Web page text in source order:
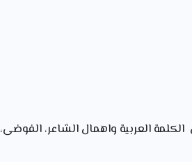
الكلمة العربية واهمال الشاعر، الفوضى،